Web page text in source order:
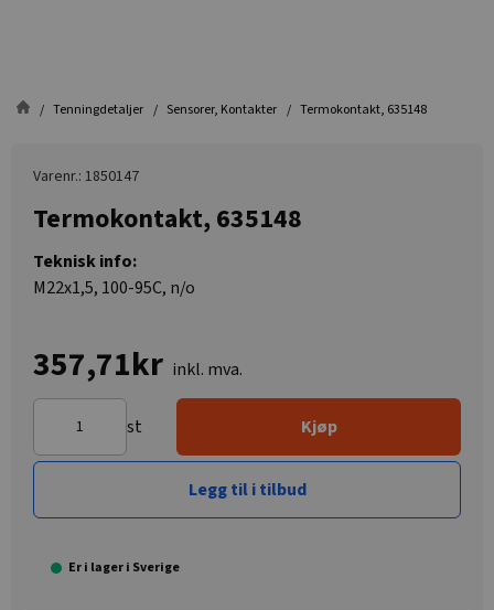
Tenningdetaljer Sensorer, Kontakter Termokontakt, 635148
Varenr.: 1850147
Termokontakt, 635148
Teknisk info:
M22x1,5, 100-95C, n/o
357,71kr inkl. mva.
st Kjøp
Legg til i tilbud
Er i lager i Sverige